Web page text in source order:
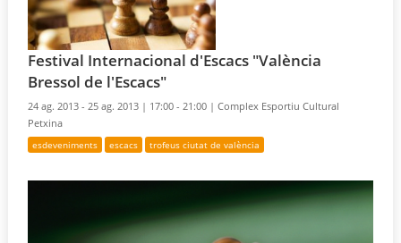
Festival Internacional d'Escacs "València
Bressol de l'Escacs"
24 ag. 2013 - 25 ag. 2013 | 17:00 - 21:00 |Complex Esportiu Cultural
Petxina
esdeveniments escacs trofeus ciutat de valència